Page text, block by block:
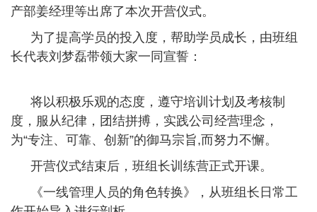
产部姜经理等出席了本次开营仪式。
为了提高学员的投入度，帮助学员成长，由班组
长代表刘梦磊带领大家一同宣誓：
将以积极乐观的态度，遵守培训计划及考核制
度，服从纪律，团结拼搏，实践公司经营理念，
为“专注、可靠、创新”的御马宗旨,而努力不懈。
开营仪式结束后，班组长训练营正式开课。
《一线管理人员的角色转换》，从班组长日常工